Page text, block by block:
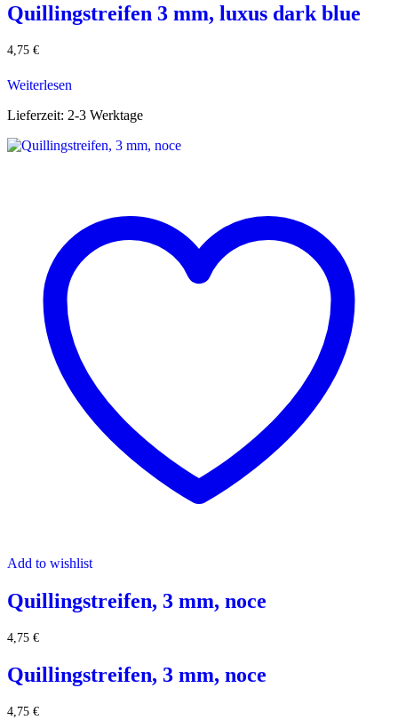
Quillingstreifen 3 mm, luxus dark blue
4,75 €
Weiterlesen
Lieferzeit: 2-3 Werktage
Add to wishlist
Quillingstreifen, 3 mm, noce
4,75 €
Quillingstreifen, 3 mm, noce
4,75 €